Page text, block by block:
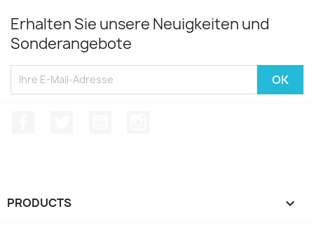
Erhalten Sie unsere Neuigkeiten und
Sonderangebote
PRODUCTS 